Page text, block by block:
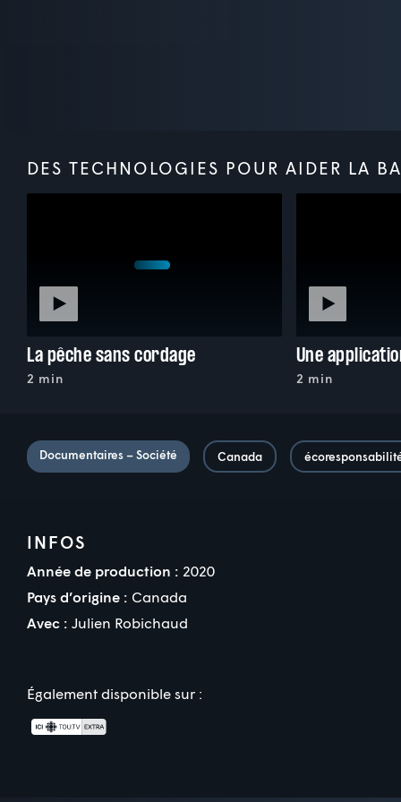
DES TECHNOLOGIES POUR AIDER LA
La pêche sans cordage
2 min 2 min
Documentaires – Société Canada
INFOS
Année de production : 2020
Pays d’origine : Canada
Avec : Julien Robichaud
Également disponible sur :